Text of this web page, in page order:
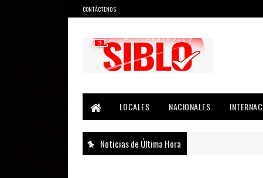
CONTÁCTENOS:
LOCALES
NACIONALES
Noticias de Última Hora